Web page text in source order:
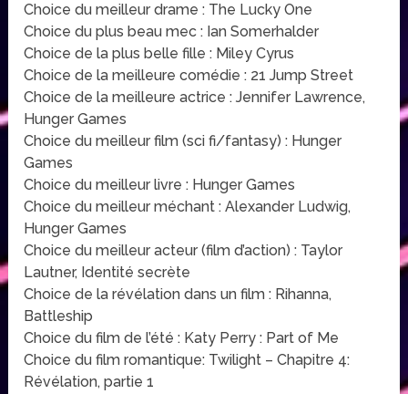
Choice du meilleur drame : The Lucky One
Choice du plus beau mec : Ian Somerhalder
Choice de la plus belle fille : Miley Cyrus
Choice de la meilleure comédie : 21 Jump Street
Choice de la meilleure actrice : Jennifer Lawrence,
Hunger Games
Choice du meilleur film (sci fi/fantasy) : Hunger
Games
Choice du meilleur livre : Hunger Games
Choice du meilleur méchant : Alexander Ludwig,
Hunger Games
Choice du meilleur acteur (film d’action) : Taylor
Lautner, Identité secrète
Choice de la révélation dans un film : Rihanna,
Battleship
Choice du film de l’été : Katy Perry : Part of Me
Choice du film romantique: Twilight – Chapitre 4:
Révélation, partie 1